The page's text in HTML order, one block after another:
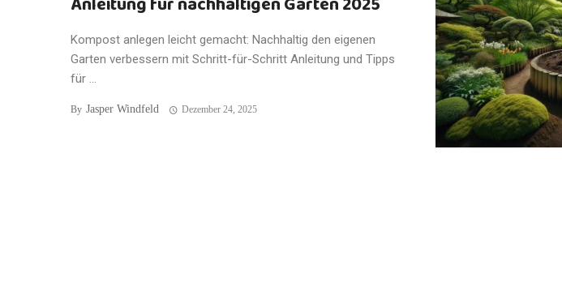
Kompost anlegen leicht gemacht: Nachhaltig den eigenen
Garten verbessern mit Schritt-für-Schritt Anleitung und Tipps
für ...
By Jasper Windfeld Dezember 24, 2025